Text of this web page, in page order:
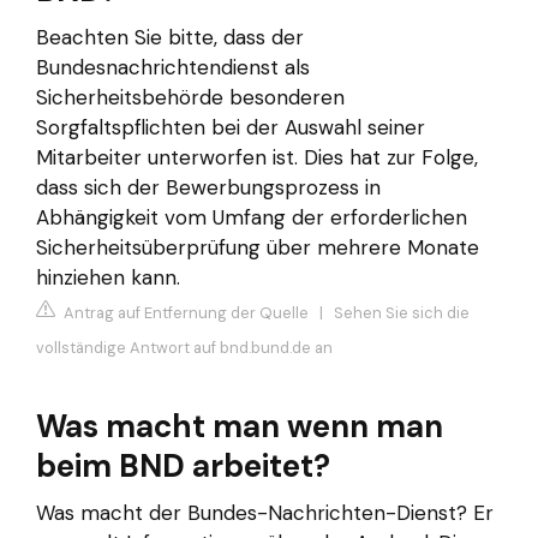
Beachten Sie bitte, dass der
Bundesnachrichtendienst als
Sicherheitsbehörde besonderen
Sorgfaltspflichten bei der Auswahl seiner
Mitarbeiter unterworfen ist. Dies hat zur Folge,
dass sich der Bewerbungsprozess in
Abhängigkeit vom Umfang der erforderlichen
Sicherheitsüberprüfung über mehrere Monate
hinziehen kann.
Antrag auf Entfernung der Quelle | Sehen Sie sich die
vollständige Antwort auf bnd.bund.de an
Was macht man wenn man
beim BND arbeitet?
Was macht der Bundes-Nachrichten-Dienst? Er